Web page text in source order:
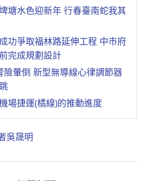
塘水色迎新年 行春臺南蛇我其
功爭取福林路延伸工程 中市府
完成規劃設計
險暈倒 新型無導線心律調節器
場捷運(橘線)的推動進度
吳晟明